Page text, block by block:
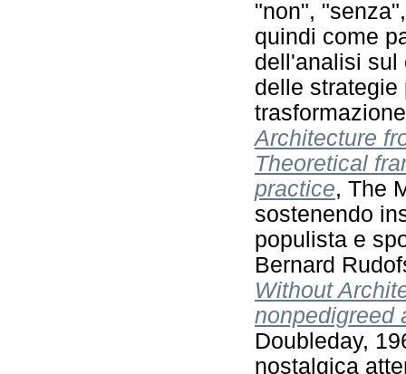
"non",
quindi come
dell'analisi sul
delle strategie
Architecture
Theoretical
practice, The
sostenendo
populista e
Bernard
Without
nonpedigreed
Doubleday,
nostalgica